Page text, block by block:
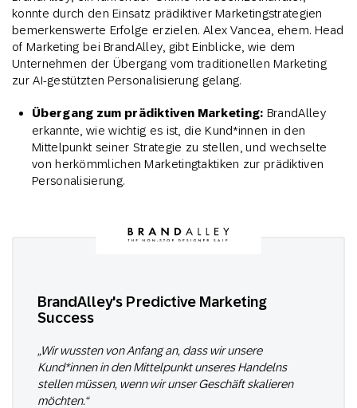
konnte durch den Einsatz prädiktiver Marketingstrategien
bemerkenswerte Erfolge erzielen. Alex Vancea, ehem. Head
of Marketing bei BrandAlley, gibt Einblicke, wie dem
Unternehmen der Übergang vom traditionellen Marketing
zur AI-gestützten Personalisierung gelang.
Übergang zum prädiktiven Marketing: BrandAlley
erkannte, wie wichtig es ist, die Kund*innen in den
Mittelpunkt seiner Strategie zu stellen, und wechselte
von herkömmlichen Marketingtaktiken zur prädiktiven
Personalisierung.
BrandAlley's Predictive Marketing
Success
„Wir wussten von Anfang an, dass wir unsere
Kund*innen in den Mittelpunkt unseres Handelns
stellen müssen, wenn wir unser Geschäft skalieren
möchten.“